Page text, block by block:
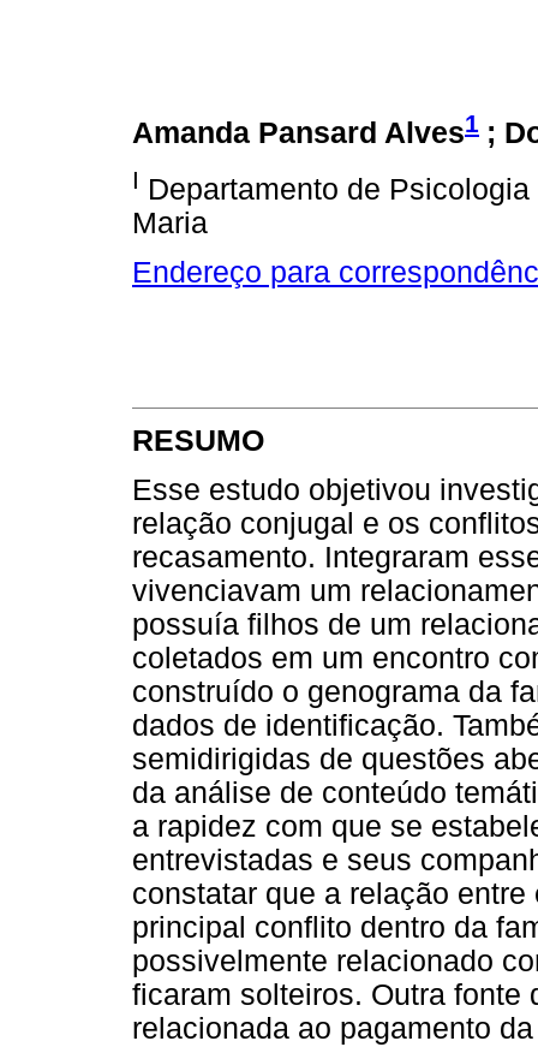
Amanda Pansard Alves1 ;
I Departamento de
Maria
Endereço para
RESUMO
Esse estudo objetivou
relação conjugal e os
recasamento. Integraram
vivenciavam um
possuía filhos de um
coletados em um encontro
construído o genograma da
dados de identificação.
semidirigidas de questões
da análise de conteúdo
a rapidez com que se
entrevistadas e seus
constatar que a relação
principal conflito dentro da
possivelmente relacionado
ficaram solteiros. Outra fonte
relacionada ao pagamento